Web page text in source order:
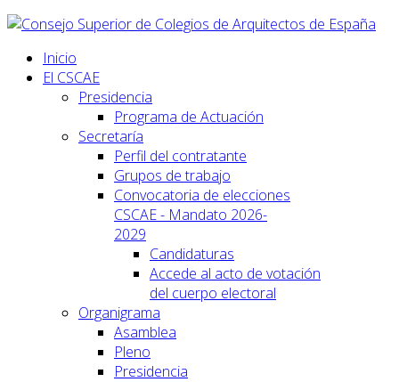
Inicio
El CSCAE
Presidencia
Programa de Actuación
Secretaría
Perfil del contratante
Grupos de trabajo
Convocatoria de elecciones
CSCAE - Mandato 2026-
2029
Candidaturas
Accede al acto de votación
del cuerpo electoral
Organigrama
Asamblea
Pleno
Presidencia